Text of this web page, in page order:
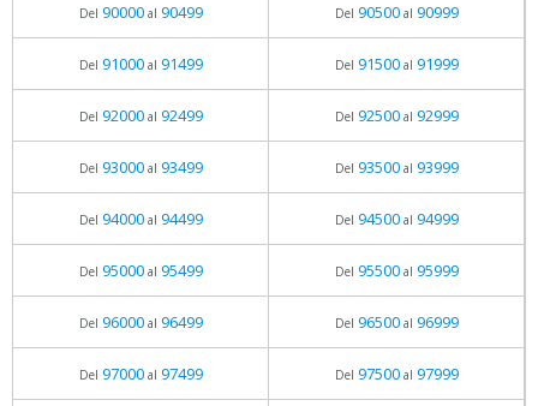
Del 90000al 90499 Del 90500al 90999
Del 91000al 91499 Del 91500al 91999
Del 92000al 92499 Del 92500al 92999
Del 93000al 93499 Del 93500al 93999
Del 94000al 94499 Del 94500al 94999
Del 95000al 95499 Del 95500al 95999
Del 96000al 96499 Del 96500al 96999
Del 97000al 97499 Del 97500al 97999